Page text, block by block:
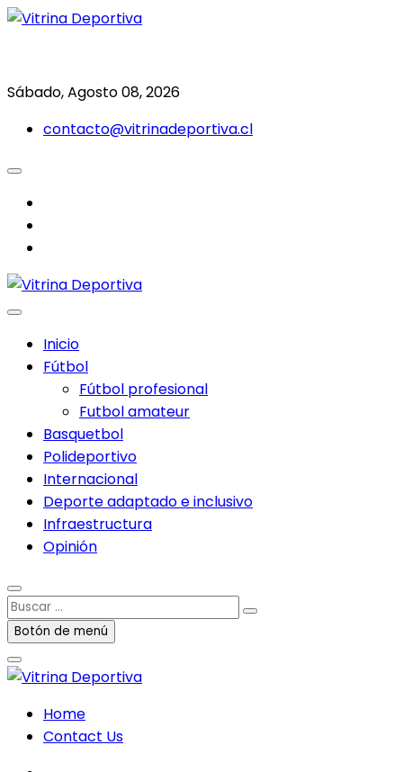
Saltar
Sábado, Agosto 08, 2026
contacto@vitrinadeportiva.cl
Inicio
Fútbol
Fútbol profesional
Futbol amateur
Basquetbol
Polideportivo
Internacional
Deporte adaptado e inclusivo
Infraestructura
Opinión
Buscar
…Botón de menú
Home
Contact Us